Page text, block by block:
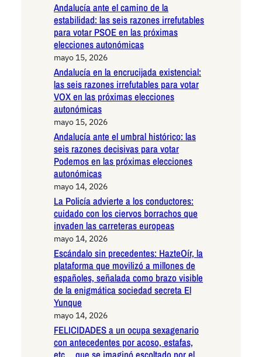
Andalucía ante el camino de la
estabilidad: las seis razones irrefutables
para votar PSOE en las próximas
elecciones autonómicas
mayo 15, 2026
Andalucía en la encrucijada existencial:
las seis razones irrefutables para votar
VOX en las próximas elecciones
autonómicas
mayo 15, 2026
Andalucía ante el umbral histórico: las
seis razones decisivas para votar
Podemos en las próximas elecciones
autonómicas
mayo 14, 2026
La Policía advierte a los conductores:
cuidado con los ciervos borrachos que
invaden las carreteras europeas
mayo 14, 2026
Escándalo sin precedentes: HazteOír, la
plataforma que movilizó a millones de
españoles, señalada como brazo visible
de la enigmática sociedad secreta El
Yunque
mayo 14, 2026
FELICIDADES a un ocupa sexagenario
con antecedentes por acoso, estafas,